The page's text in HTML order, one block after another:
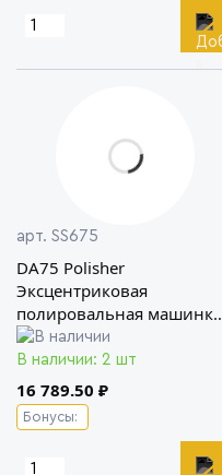
арт. SS675
DA75 Polisher
Эксцентриковая
полировальная машинка
Shine Systems
В наличии: 2 шт
16 789.50 ₽
Бонусы: